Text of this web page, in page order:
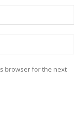
browser for the next